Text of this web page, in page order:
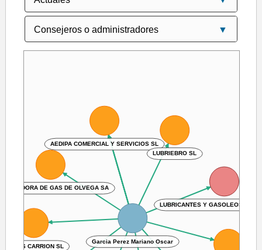
LUBRICANTES Y GASOLEOS DEL
Garcia Perez Mariano Oscar
AEDIPA COMERCIAL Y SERVICIOS SL
DOMUS CARRION SL
DE GAS DE OLVEGA SA
LUBRIEBRO SL